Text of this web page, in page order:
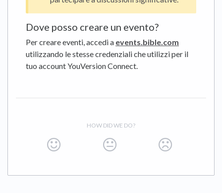
Dove posso creare un evento?
Per creare eventi, accedi a events.bible.com
utilizzando le stesse credenziali che utilizzi per il
tuo account YouVersion Connect.
HOW DID WE DO?